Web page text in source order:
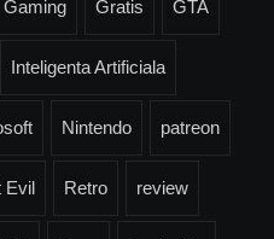
Gaming Gratis GTA
Inteligenta Artificiala
Nintendo patreon
Evil Retro review